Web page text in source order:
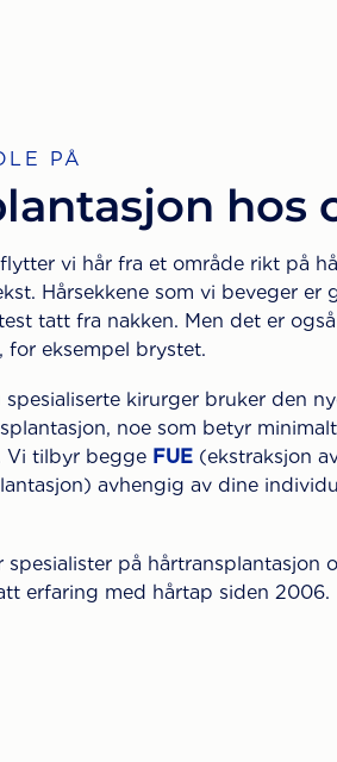
PÅ
hos
flytter vi hår fra et område rikt på
Hårsekkene som vi beveger er
tatt fra nakken. Men det er
for eksempel brystet.
kirurger bruker den
noe som betyr
Vi tilbyr begge FUE (ekstraksjon
avhengig av dine
på hårtransplantasjon
erfaring med hårtap siden 2006.